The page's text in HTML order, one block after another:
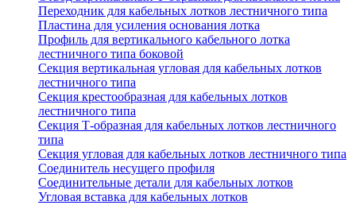
Переходник для кабельных лотков лестничного типа
Пластина для усиления основания лотка
Профиль для вертикального кабельного лотка
лестничного типа боковой
Секция вертикальная угловая для кабельных лотков
лестничного типа
Секция крестообразная для кабельных лотков
лестничного типа
Секция Т-образная для кабельных лотков лестничного
типа
Секция угловая для кабельных лотков лестничного типа
Соединитель несущего профиля
Соединительные детали для кабельных лотков
Угловая вставка для кабельных лотков